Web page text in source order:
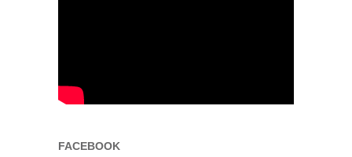
FACEBOOK